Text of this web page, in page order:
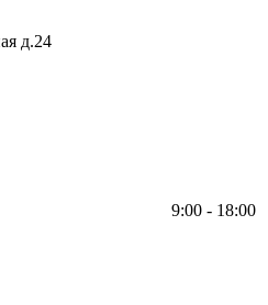
д.24
9:00 - 18:00